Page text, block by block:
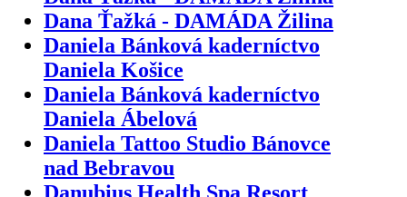
Dana Ťažká - DAMÁDA Žilina
Daniela Bánková kaderníctvo
Daniela Košice
Daniela Bánková kaderníctvo
Daniela Ábelová
Daniela Tattoo Studio Bánovce
nad Bebravou